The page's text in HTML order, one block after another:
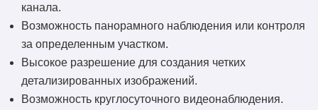
канала.
Возможность панорамного наблюдения или контроля
за определенным участком.
Высокое разрешение для создания четких
детализированных изображений.
Возможность круглосуточного видеонаблюдения.